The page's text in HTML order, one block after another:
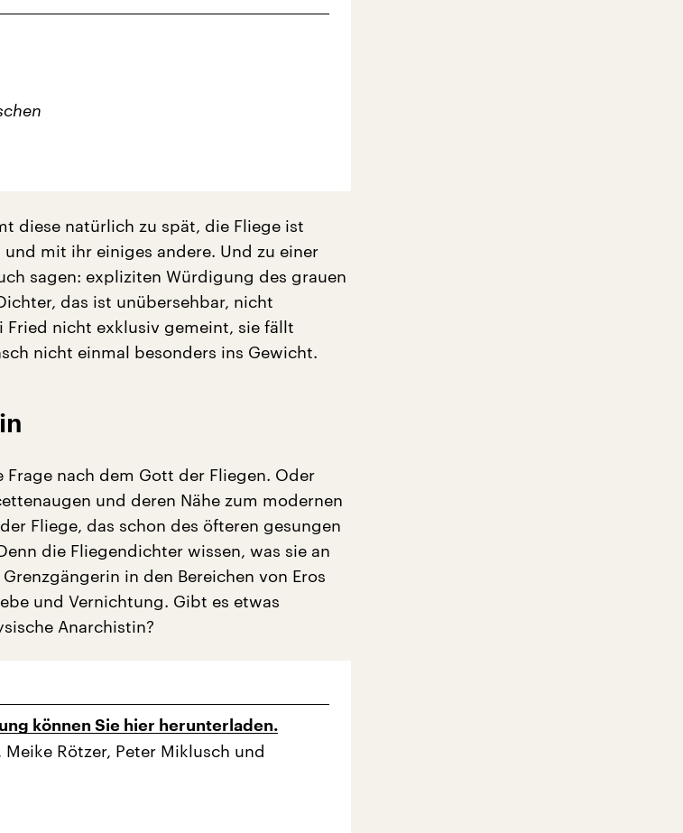
diese natürlich zu spät, die Fliege ist
mit ihr einiges andere. Und zu einer
sagen: expliziten Würdigung des grauen
das ist unübersehbar, nicht
nicht exklusiv gemeint, sie fällt
nicht einmal besonders ins Gewicht.
nach dem Gott der Fliegen. Oder
und deren Nähe zum modernen
Fliege, das schon des öfteren gesungen
die Fliegendichter wissen, was sie an
in den Bereichen von Eros
und Vernichtung. Gibt es etwas
Anarchistin?
können Sie hier herunterladen.
Meike Rötzer, Peter Miklusch und